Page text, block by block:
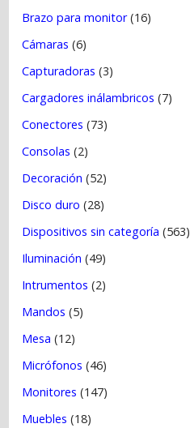
Brazo para monitor(16)
Cámaras (6)
Capturadoras (3)
Cargadores inálambricos (7)
Conectores (73)
Consolas (2)
Decoración (52)
Disco duro (28)
Dispositivos sin categoría (563)
Iluminación (49)
Intrumentos (2)
Mandos (5)
Mesa (12)
Micrófonos (46)
Monitores (147)
Muebles (18)